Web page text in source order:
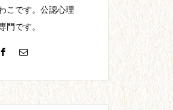
教員1年目。最初からで
こです。公認心理
門です。